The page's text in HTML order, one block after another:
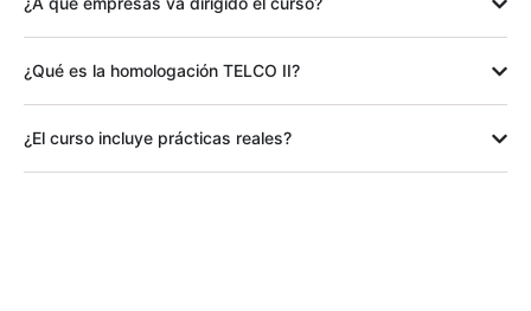
¿Qué es la homologación TELCO II?
¿El curso incluye prácticas reales?